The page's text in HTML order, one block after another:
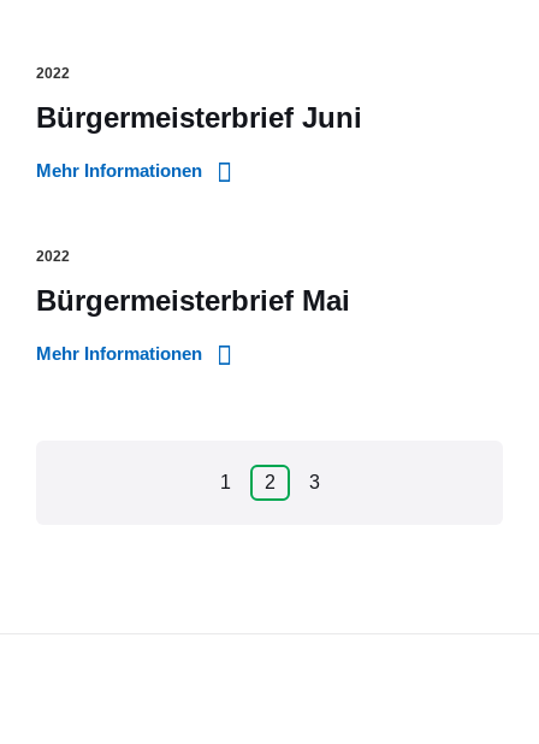
2022
Bürgermeisterbrief Juni
Mehr Informationen
2022
Bürgermeisterbrief Mai
Mehr Informationen
Seitennummerierung
1 2 3